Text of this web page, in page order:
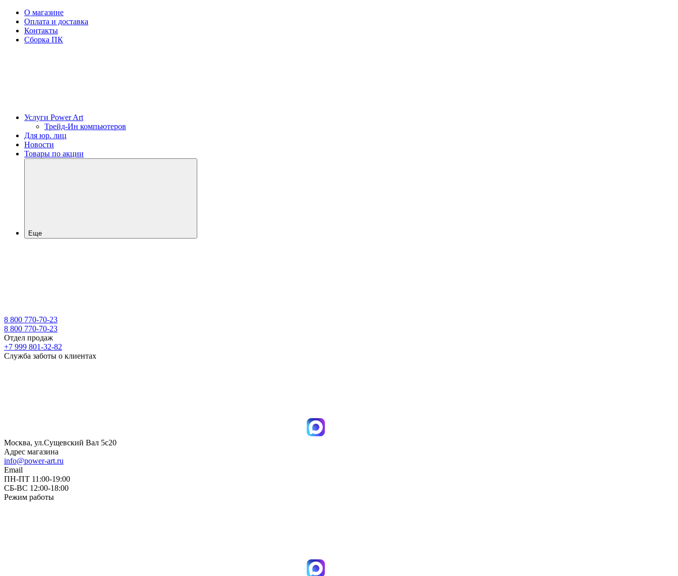
О магазине
Оплата и доставка
Контакты
Сборка ПК
Услуги Power Art
Трейд-Ин компьютеров
Для юр. лиц
Новости
Товары по акции
Еще
8 800 770-70-23
8 800 770-70-23
Отдел продаж
+7 999 801-32-82
Служба заботы о клиентах
Москва, ул.Сущевский Вал 5с20
Адрес магазина
info@power-art.ru
Email
ПН-ПТ 11:00-19:00
СБ-ВС 12:00-18:00
Режим работы